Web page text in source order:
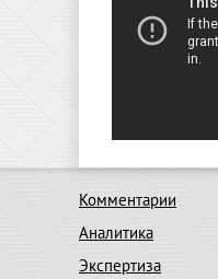
Комментарии
Аналитика
Экспертиза